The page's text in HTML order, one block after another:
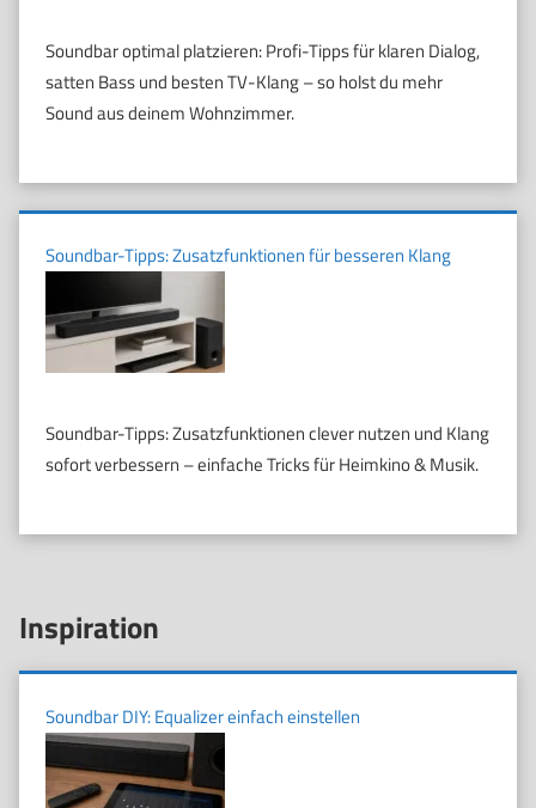
Soundbar optimal platzieren: Profi-Tipps für klaren Dialog,
satten Bass und besten TV-Klang – so holst du mehr
Sound aus deinem Wohnzimmer.
Soundbar-Tipps: Zusatzfunktionen für besseren Klang
Soundbar-Tipps: Zusatzfunktionen clever nutzen und Klang
sofort verbessern – einfache Tricks für Heimkino & Musik.
Inspiration
Soundbar DIY: Equalizer einfach einstellen